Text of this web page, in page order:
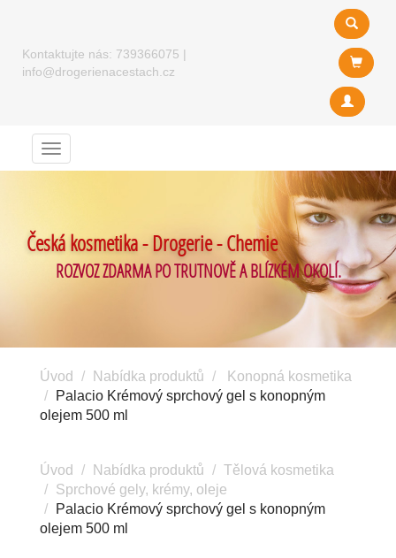
Kontaktujte nás: 739366075 |
info@drogerienacestach.cz
Menu
Česká kosmetika - Drogerie - Chemie
ROZVOZ ZDARMA PO TRUTNOVĚ A BLÍZKÉM OKOLÍ.
Úvod Nabídka produktů
Konopná kosmetika
Palacio Krémový sprchový gel s konopným
olejem 500 ml
Úvod Nabídka produktů
Tělová kosmetika
Sprchové gely, krémy, oleje
Palacio Krémový sprchový gel s konopným
olejem 500 ml